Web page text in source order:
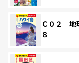
Ｃ０２ 地
８